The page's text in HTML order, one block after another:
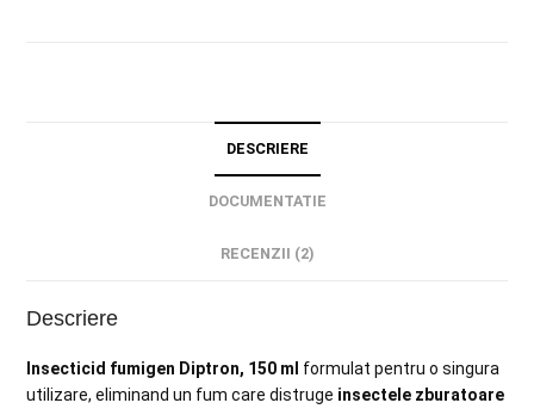
DESCRIERE
DOCUMENTATIE
RECENZII (2)
Descriere
Insecticid fumigen Diptron, 150 ml formulat pentru o singura
utilizare, eliminand un fum care distruge insectele zburatoare